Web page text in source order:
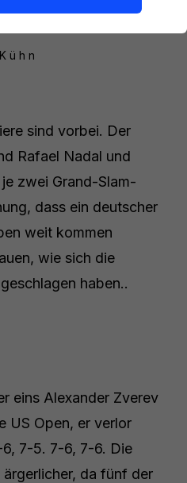
sind vorbei. Der
Rafael Nadal und
zwei Grand-Slam-
dass ein deutscher
weit kommen
wie sich die
haben..
eins Alexander Zverev
US Open, er verlor
7-5. 7-6, 7-6. Die
da fünf der